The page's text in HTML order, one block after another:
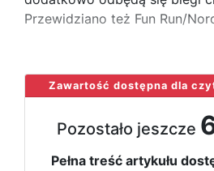
Przewidziano też Fun Run/
Zawartość dostępna dla
Pozostało jeszcze
Pełna treść artykułu